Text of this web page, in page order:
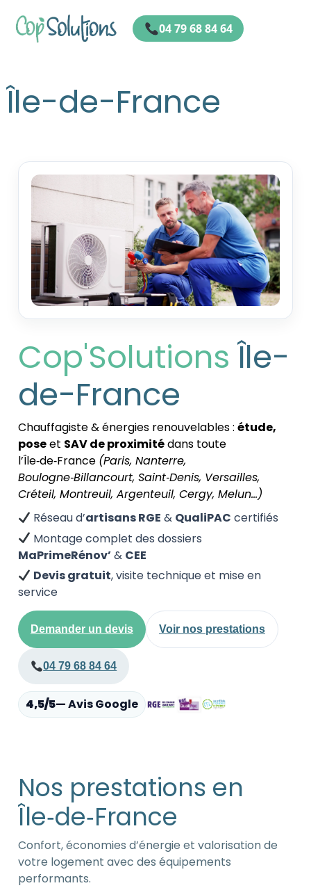
04 79 68 84 64
Île-de-France
Cop'Solutions Île-
de-France
Chauffagiste & énergies renouvelables : étude,
poseet SAV de proximitédans toute
l’Île‑de‑France (Paris, Nanterre,
Boulogne‑Billancourt, Saint‑Denis, Versailles,
Créteil, Montreuil, Argenteuil, Cergy, Melun…)
Réseau d’artisans RGE & QualiPAC certifiés
Montage complet des dossiers
MaPrimeRénov’& CEE
Devis gratuit, visite technique et mise en
service
Demander un devis Voir nos prestations
04 79 68 84 64
4,5/5— Avis Google
Nos prestations en
Île‑de‑France
Confort, économies d’énergie et valorisation de
votre logement avec des équipements
performants.